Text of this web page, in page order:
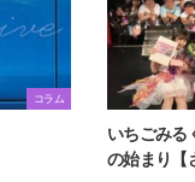
コラム
いちごみる
の始まり【